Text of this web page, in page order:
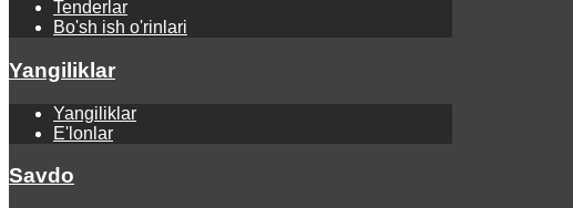
Tenderlar
Bo'sh ish o'rinlari
Yangiliklar
Yangiliklar
E'lonlar
Savdo